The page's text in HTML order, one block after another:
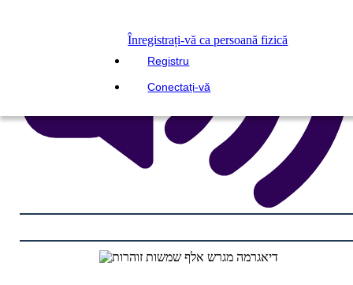
Înregistrați-vă ca persoană fizică
Registru
Conectați-vă